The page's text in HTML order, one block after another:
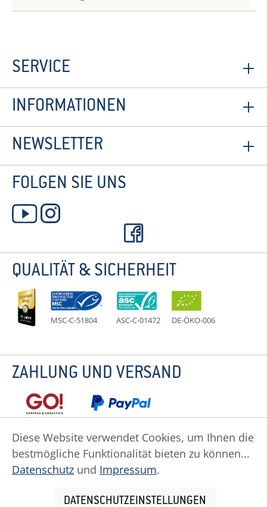
SERVICE
INFORMATIONEN
NEWSLETTER
FOLGEN SIE UNS
QUALITÄT & SICHERHEIT
MSC-C-51804 ASC-C-01472 DE-ÖKO-006
ZAHLUNG UND VERSAND
Datenschutz Impressum
Widerruf
Widerrufsformular
AGB Zahlung
Cookie Einstellungen
Diese Website verwendet Cookies, um Ihnen die
bestmögliche Funktionalität bieten zu können...
Datenschutz und Impressum.
DATENSCHUTZEINSTELLUNGEN